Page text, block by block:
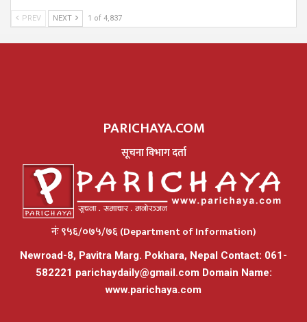
PREV NEXT 1 of 4,837
PARICHAYA.COM
सूचना विभाग दर्ता
नंः ९५६/०७५/७६ (Department of Information)
Newroad-8, Pavitra Marg. Pokhara, Nepal Contact: 061-
582221 parichaydaily@gmail.comDomain Name:
www.parichaya.com